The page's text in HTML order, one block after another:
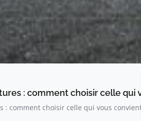
: comment choisir celle qui
: comment choisir celle qui vous